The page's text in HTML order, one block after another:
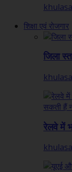
शिक्षा एवं रोजगार
जिला
रेलवे में